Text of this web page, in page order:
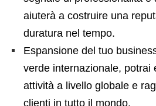
aiuterà a costruire una
duratura nel tempo.
Espansione del tuo
verde internazionale, potrai
attività a livello globale e
clienti in tutto il mondo.